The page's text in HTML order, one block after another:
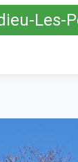
Les-